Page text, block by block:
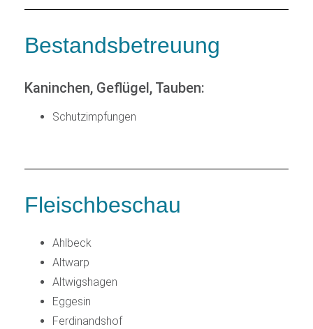
Bestandsbetreuung
Kaninchen, Geflügel, Tauben:
Schutzimpfungen
Fleischbeschau
Ahlbeck
Altwarp
Altwigshagen
Eggesin
Ferdinandshof